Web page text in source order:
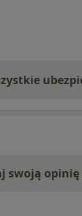
swoją opinię